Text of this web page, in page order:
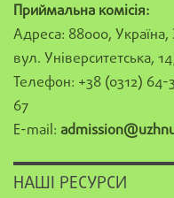
Приймальна комісія:
Адреса: 88000,
вул. Університетська,
Телефон: +38 (0312)
67
E-mail:
НАШІ РЕСУРСИ